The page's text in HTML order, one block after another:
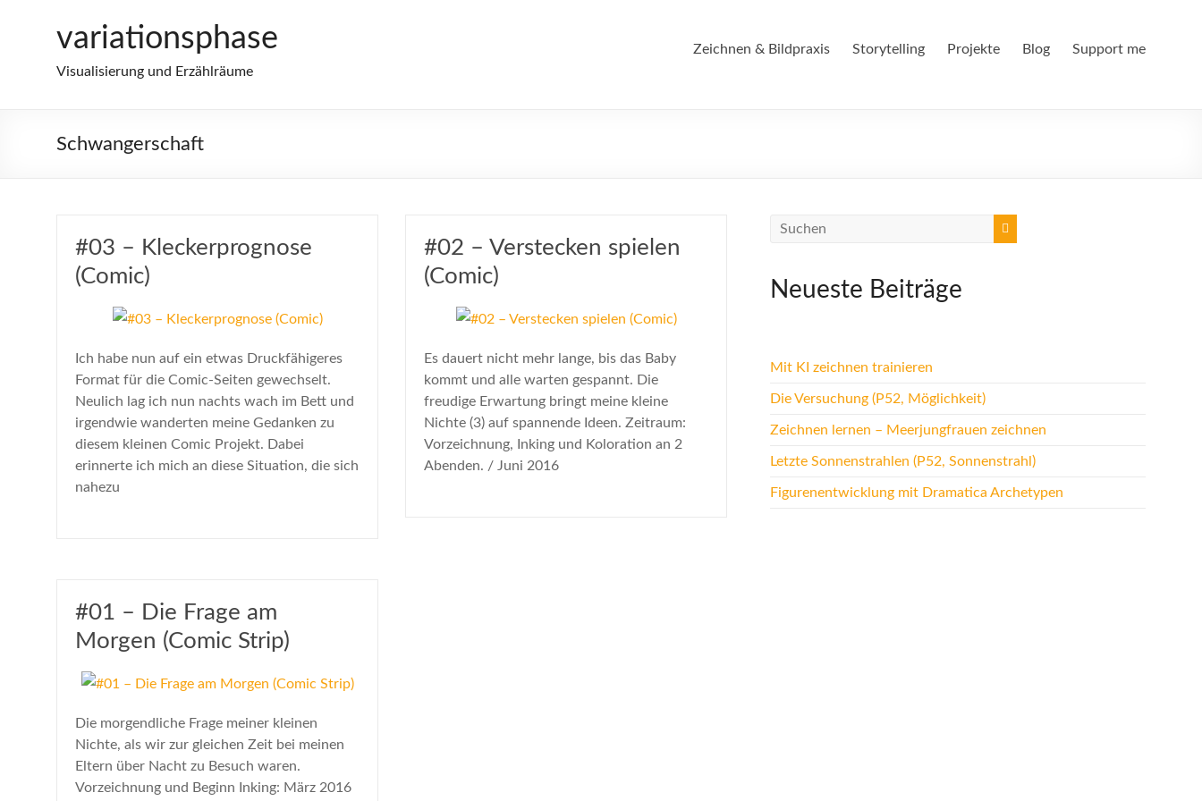
variationsphase
Visualisierung und Erzählräume
Zeichnen & Bildpraxis Storytelling Projekte Blog Support me
Schwangerschaft
#03 – Kleckerprognose
(Comic)
Ich habe nun auf ein etwas Druckfähigeres
Format für die Comic-Seiten gewechselt.
Neulich lag ich nun nachts wach im Bett und
irgendwie wanderten meine Gedanken zu
diesem kleinen Comic Projekt. Dabei
erinnerte ich mich an diese Situation, die sich
nahezu
#02 – Verstecken spielen
(Comic)
Es dauert nicht mehr lange, bis das Baby
kommt und alle warten gespannt. Die
freudige Erwartung bringt meine kleine
Nichte (3) auf spannende Ideen. Zeitraum:
Vorzeichnung, Inking und Koloration an 2
Abenden. / Juni 2016
#01 – Die Frage am
Morgen (Comic Strip)
Die morgendliche Frage meiner kleinen
Nichte, als wir zur gleichen Zeit bei meinen
Eltern über Nacht zu Besuch waren.
Vorzeichnung und Beginn Inking: März 2016
Neueste Beiträge
Mit KI zeichnen trainieren
Die Versuchung (P52, Möglichkeit)
Zeichnen lernen – Meerjungfrauen zeichnen
Letzte Sonnenstrahlen (P52, Sonnenstrahl)
Figurenentwicklung mit Dramatica Archetypen